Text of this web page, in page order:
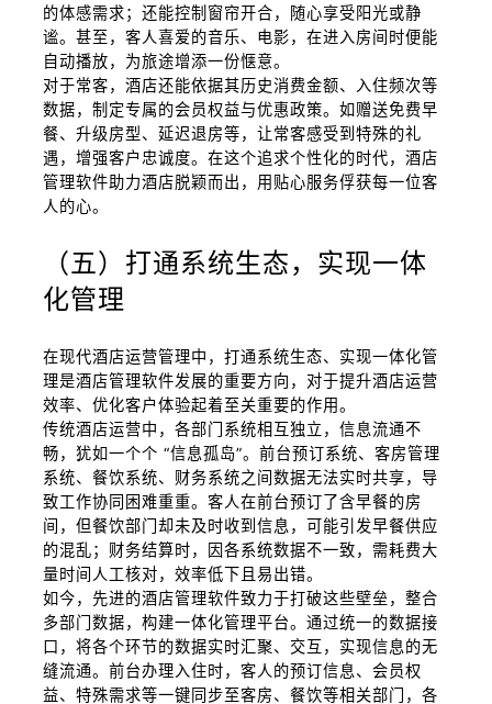
的体感需求；还能控制窗帘开合，随心享受阳光或静
谧。甚至，客人喜爱的音乐、电影，在进入房间时便能
自动播放，为旅途增添一份惬意。
对于常客，酒店还能依据其历史消费金额、入住频次等
数据，制定专属的会员权益与优惠政策。如赠送免费早
餐、升级房型、延迟退房等，让常客感受到特殊的礼
遇，增强客户忠诚度。在这个追求个性化的时代，酒店
管理软件助力酒店脱颖而出，用贴心服务俘获每一位客
人的心。
（五）打通系统生态，实现一体
化管理
在现代酒店运营管理中，打通系统生态、实现一体化管
理是酒店管理软件发展的重要方向，对于提升酒店运营
效率、优化客户体验起着至关重要的作用。
传统酒店运营中，各部门系统相互独立，信息流通不
畅，犹如一个个 “信息孤岛”。前台预订系统、客房管理
系统、餐饮系统、财务系统之间数据无法实时共享，导
致工作协同困难重重。客人在前台预订了含早餐的房
间，但餐饮部门却未及时收到信息，可能引发早餐供应
的混乱；财务结算时，因各系统数据不一致，需耗费大
量时间人工核对，效率低下且易出错。
如今，先进的酒店管理软件致力于打破这些壁垒，整合
多部门数据，构建一体化管理平台。通过统一的数据接
口，将各个环节的数据实时汇聚、交互，实现信息的无
缝流通。前台办理入住时，客人的预订信息、会员权
益、特殊需求等一键同步至客房、餐饮等相关部门，各